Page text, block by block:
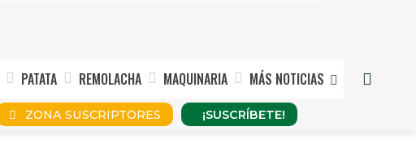
PATATA REMOLACHA MAQUINARIA MÁS NOTICIAS
ZONA SUSCRIPTORES ¡SUSCRÍBETE!